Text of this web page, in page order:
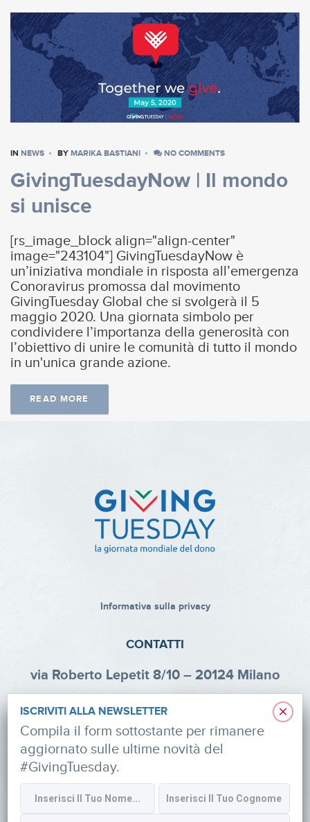
IN NEWS BY MARIKA BASTIANI NO COMMENTS
GivingTuesdayNow | Il mondo
si unisce
[rs_image_block align="align-center"
image="243104"] GivingTuesdayNow è
un’iniziativa mondiale in risposta all’emergenza
Conoravirus promossa dal movimento
GivingTuesday Global che si svolgerà il 5
maggio 2020. Una giornata simbolo per
condividere l’importanza della generosità con
l’obiettivo di unire le comunità di tutto il mondo
in un'unica grande azione.
READ MORE
Informativa sulla privacy
CONTATTI
via Roberto Lepetit 8/10 – 20124 Milano
Tel: +39 02 47924880
CF: 91374340379
SOCIAL
×
ISCRIVITI ALLA NEWSLETTER
Compila il form sottostante per rimanere
aggiornato sulle ultime novità del
#GivingTuesday.